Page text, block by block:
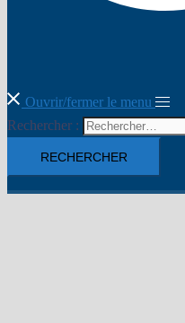
Ouvrir/fermer le menu
Rechercher :